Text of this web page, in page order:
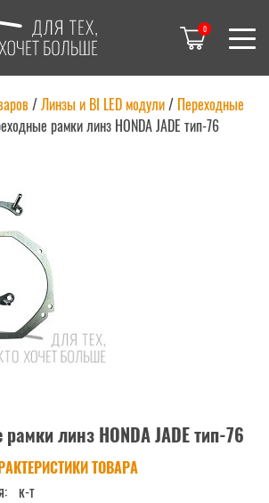
0
/Линзы и BI LED модули/ Переходные
рамки линз HONDA JADE тип-76
линз HONDA JADE тип-76
ТОВАРА
к-т